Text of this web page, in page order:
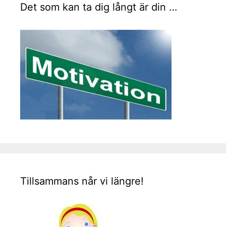
Det som kan ta dig långt är din …
Tillsammans når vi längre!